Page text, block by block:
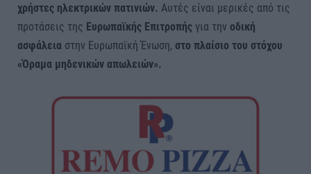
χρήστες ηλεκτρικών πατινιών. Αυτές είναι μερικές από τις
προτάσεις της Ευρωπαϊκής Επιτροπής για την οδική
ασφάλεια στην Ευρωπαϊκή Ένωση, στο πλαίσιο του στόχου
«Όραμα μηδενικών απωλειών».